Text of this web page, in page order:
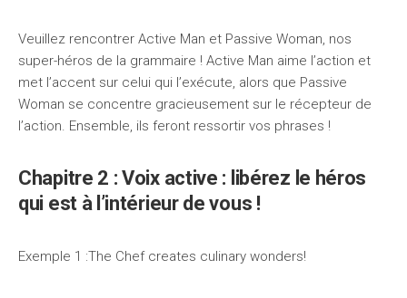
Veuillez rencontrer Active Man et Passive Woman, nos
super-héros de la grammaire ! Active Man aime l’action et
met l’accent sur celui qui l’exécute, alors que Passive
Woman se concentre gracieusement sur le récepteur de
l’action. Ensemble, ils feront ressortir vos phrases !
Chapitre 2 : Voix active : libérez le héros
qui est à l’intérieur de vous !
Exemple 1 :The Chef creates culinary wonders!